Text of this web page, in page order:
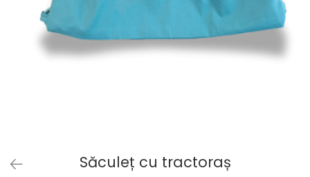
Săculeț cu tractoraș